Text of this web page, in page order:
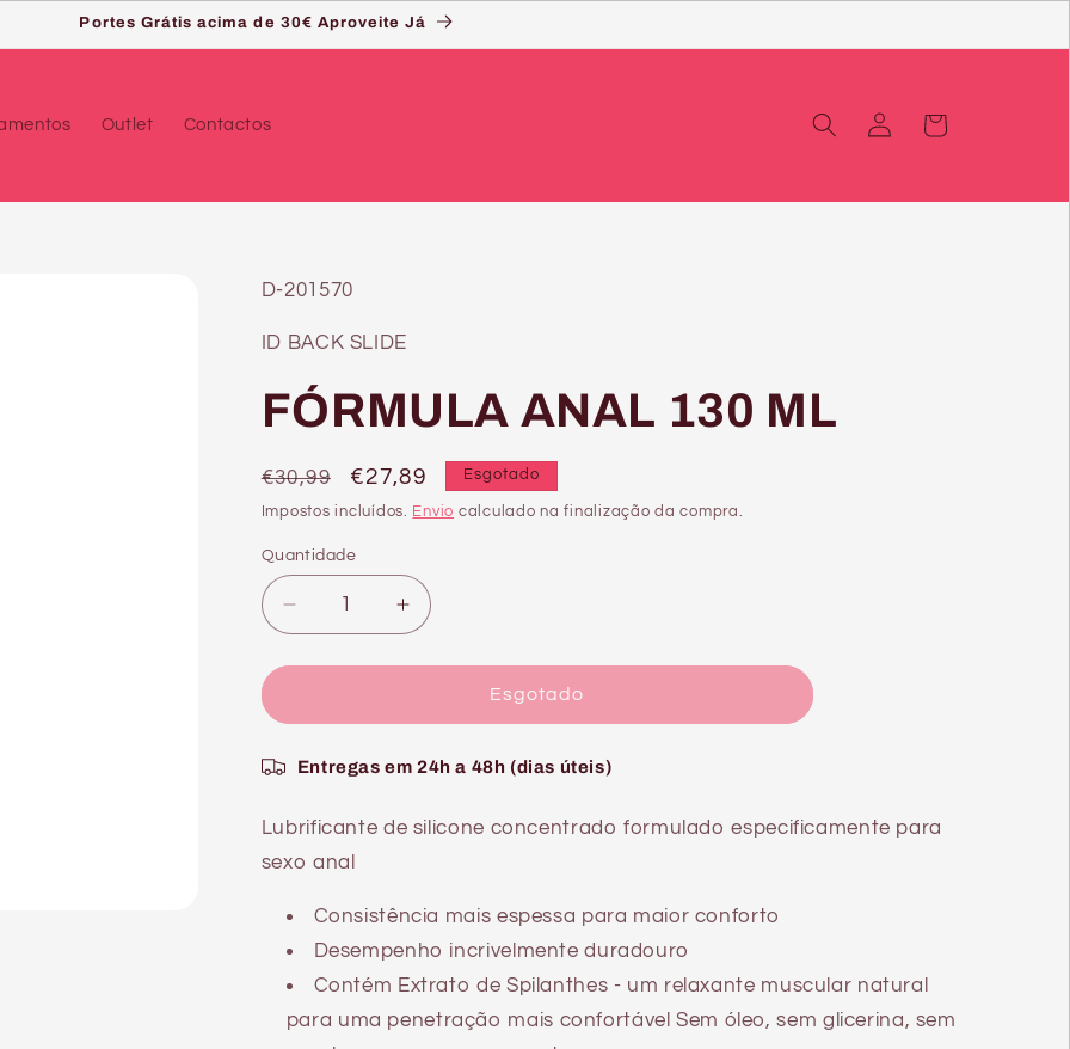
Portes Grátis acima de 30€ Aproveite Já
Outlet Contactos
Iniciar
sessão
Carrinho
SKU:
D-201570
ID BACK SLIDE
FÓRMULA ANAL 130 ML
Preço
normal
€30,99
Preço
de
€27,89 Esgotado
Impostos incluídos. Envio calculado na finalização da compra.
Quantidade
Quantidade
Diminuir
a
quantidade
FÓRMULA
130
Aumentar
a
quantidade
FÓRMULA
130
Esgotado
Entregas em 24h a 48h (dias úteis)
Lubrificante de silicone concentrado formulado especificamente para
sexo anal
Consistência mais espessa para maior conforto
Desempenho incrivelmente duradouro
Contém Extrato de Spilanthes - um relaxante muscular natural
para uma penetração mais confortável Sem óleo, sem glicerina, sem